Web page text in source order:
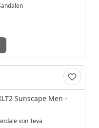
Sunscape Men -
von Teva